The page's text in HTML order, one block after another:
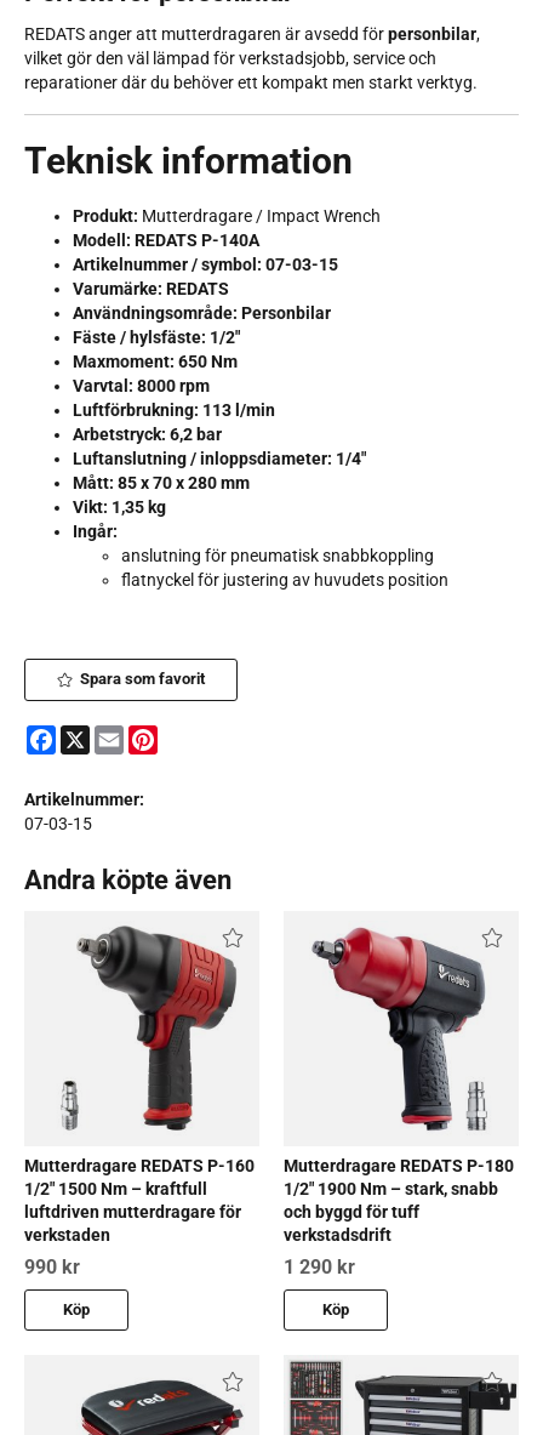
REDATS anger att mutterdragaren är avsedd förpersonbilar,
vilket gör den väl lämpad för verkstadsjobb, service och
reparationer där du behöver ett kompakt men starkt verktyg.
Teknisk information
Produkt: Mutterdragare / Impact Wrench
Modell: REDATS P-140A
Artikelnummer / symbol: 07-03-15
Varumärke: REDATS
Användningsområde: Personbilar
Fäste / hylsfäste: 1/2"
Maxmoment: 650 Nm
Varvtal: 8000 rpm
Luftförbrukning: 113 l/min
Arbetstryck: 6,2 bar
Luftanslutning / inloppsdiameter: 1/4"
Mått: 85 x 70 x 280 mm
Vikt: 1,35 kg
Ingår:
anslutning för pneumatisk snabbkoppling
flatnyckel för justering av huvudets position
Spara som favorit
Facebook
X Email
Artikelnummer:
07-03-15
Andra köpte även
Mutterdragare REDATS P-160
1/2" 1500 Nm – kraftfull
luftdriven mutterdragare för
verkstaden
990 kr
Köp
Mutterdragare REDATS P-180
1/2" 1900 Nm – stark, snabb
och byggd för tuff
verkstadsdrift
1 290 kr
Köp